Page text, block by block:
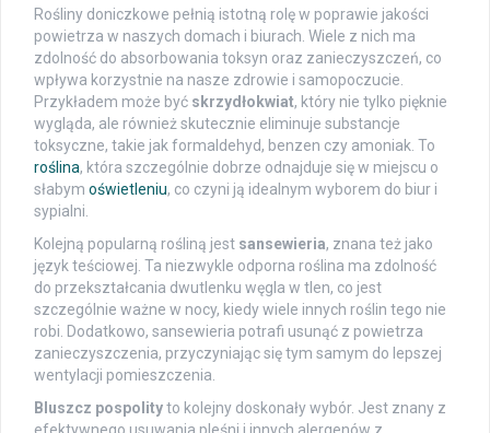
Rośliny doniczkowe pełnią istotną rolę w poprawie jakości
powietrza w naszych domach i biurach. Wiele z nich ma
zdolność do absorbowania toksyn oraz zanieczyszczeń, co
wpływa korzystnie na nasze zdrowie i samopoczucie.
Przykładem może być skrzydłokwiat, który nie tylko pięknie
wygląda, ale również skutecznie eliminuje substancje
toksyczne, takie jak formaldehyd, benzen czy amoniak. To
roślina, która szczególnie dobrze odnajduje się w miejscu o
słabym oświetleniu, co czyni ją idealnym wyborem do biur i
sypialni.
Kolejną popularną rośliną jest sansewieria, znana też jako
język teściowej. Ta niezwykle odporna roślina ma zdolność
do przekształcania dwutlenku węgla w tlen, co jest
szczególnie ważne w nocy, kiedy wiele innych roślin tego nie
robi. Dodatkowo, sansewieria potrafi usunąć z powietrza
zanieczyszczenia, przyczyniając się tym samym do lepszej
wentylacji pomieszczenia.
Bluszcz pospolityto kolejny doskonały wybór. Jest znany z